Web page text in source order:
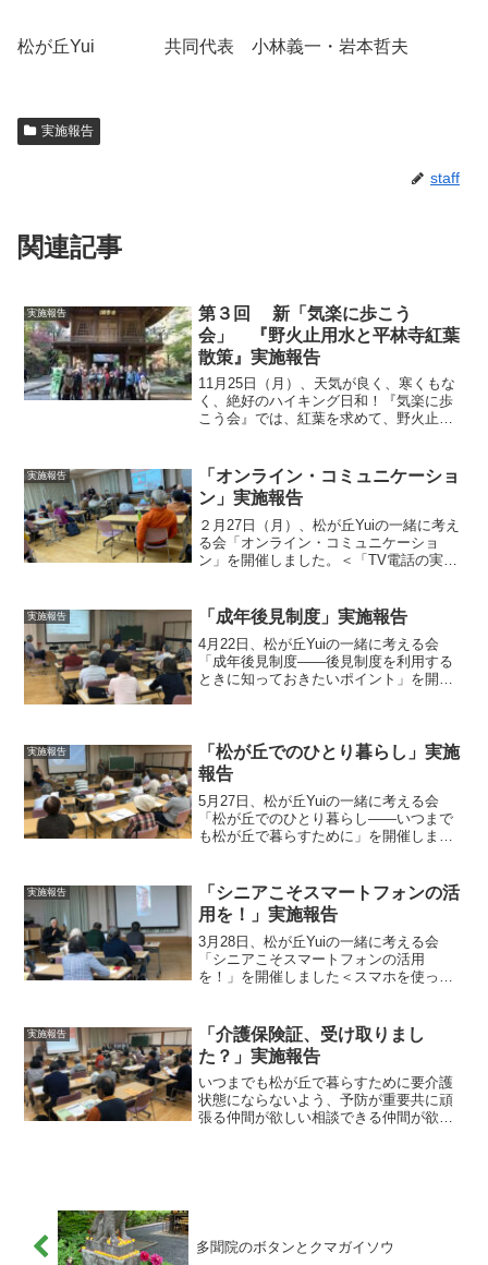
松が丘Yui 共同代表 小林義一・岩本哲夫
実施報告
staff
関連記事
実施報告
第３回 新「気楽に歩こう
会」 『野火止用水と平林寺紅葉
散策』実施報告
11月25日（月）、天気が良く、寒くもな
く、絶好のハイキング日和！『気楽に歩
こう会』では、紅葉を求めて、野火止用
武蔵野線に乗り換え、新座駅へ。＜平林
寺「山門」前での...
実施報告
「オンライン・コミュニケーショ
ン」実施報告
２月27日（月）、松が丘Yuiの一緒に考え
る会「オンライン・コミュニケーショ
ン」を開催しました。＜「TV電話の実
コミュニケーション スマホが苦手な人
は？...
実施報告 「成年後見制度」実施報告
4月22日、松が丘Yuiの一緒に考える会
「成年後見制度――後見制度を利用する
ときに知っておきたいポイント」を開催
人、吾妻...
実施報告
「松が丘でのひとり暮らし」実施
報告
5月27日、松が丘Yuiの一緒に考える会
「松が丘でのひとり暮らし――いつまで
も松が丘で暮らすために」を開催しまし
松が丘在住 S氏参加者：松が丘住民人22
名 吾...
実施報告
「シニアこそスマートフォンの活
用を！」実施報告
3月28日、松が丘Yuiの一緒に考える会
「シニアこそスマートフォンの活用
を！」を開催しました＜スマホを使った
会館報告者：岩本哲夫参加者：松が丘住
民35人、...
実施報告
「介護保険証、受け取りまし
た？」実施報告
いつまでも松が丘で暮らすために要介護
状態にならないよう、予防が重要共に頑
張る仲間が欲しい相談できる仲間が欲し
多聞院のボタンとクマガイソウ